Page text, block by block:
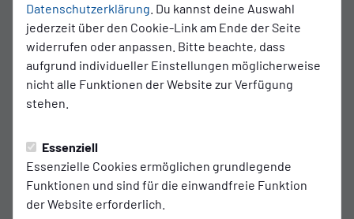
Datenschutzerklärung . Du kannst deine Auswahl
jederzeit über den Cookie-Link am Ende der Seite
widerrufen oder anpassen. Bitte beachte, dass
aufgrund individueller Einstellungen möglicherweise
nicht alle Funktionen der Website zur Verfügung
stehen.
Essenziell
Essenzielle Cookies ermöglichen grundlegende
Funktionen und sind für die einwandfreie Funktion
der Website erforderlich.